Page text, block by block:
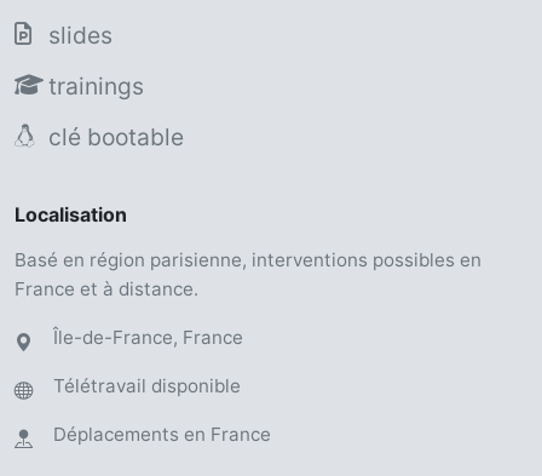
slides
trainings
clé bootable
Localisation
Basé en région parisienne, interventions possibles en
France et à distance.
Île-de-France, France
Télétravail disponible
Déplacements en France